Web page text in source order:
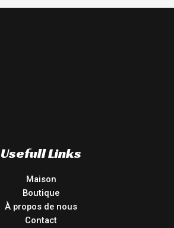
Usefull Links
Maison
Boutique
À propos de nous
Contact